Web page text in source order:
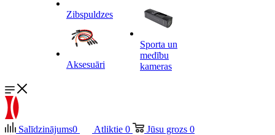
Zibspuldzes
Aksesuāri
Sporta un
medību
kameras
Salīdzinājums0 Atliktie 0 Jūsu grozs 0